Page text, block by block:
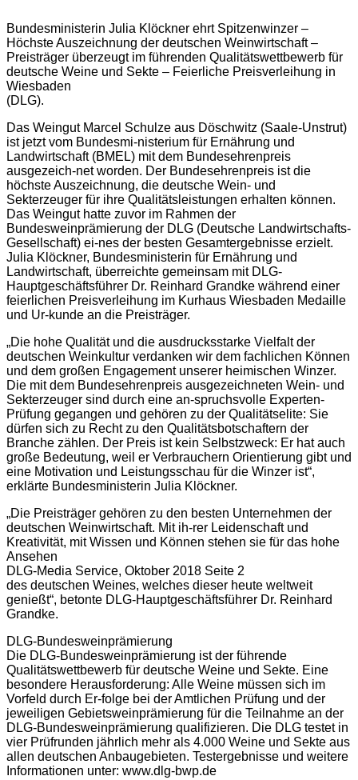
Bundesministerin Julia Klöckner ehrt Spitzenwinzer –
Höchste Auszeichnung der deutschen Weinwirtschaft –
Preisträger überzeugt im führenden Qualitätswettbewerb für
deutsche Weine und Sekte – Feierliche Preisverleihung in
Wiesbaden
(DLG).
Das Weingut Marcel Schulze aus Döschwitz (Saale-Unstrut)
ist jetzt vom Bundesmi-nisterium für Ernährung und
Landwirtschaft (BMEL) mit dem Bundesehrenpreis
ausgezeich-net worden. Der Bundesehrenpreis ist die
höchste Auszeichnung, die deutsche Wein- und
Sekterzeuger für ihre Qualitätsleistungen erhalten können.
Das Weingut hatte zuvor im Rahmen der
Bundesweinprämierung der DLG (Deutsche Landwirtschafts-
Gesellschaft) ei-nes der besten Gesamtergebnisse erzielt.
Julia Klöckner, Bundesministerin für Ernährung und
Landwirtschaft, überreichte gemeinsam mit DLG-
Hauptgeschäftsführer Dr. Reinhard Grandke während einer
feierlichen Preisverleihung im Kurhaus Wiesbaden Medaille
und Ur-kunde an die Preisträger.
„Die hohe Qualität und die ausdrucksstarke Vielfalt der
deutschen Weinkultur verdanken wir dem fachlichen Können
und dem großen Engagement unserer heimischen Winzer.
Die mit dem Bundesehrenpreis ausgezeichneten Wein- und
Sekterzeuger sind durch eine an-spruchsvolle Experten-
Prüfung gegangen und gehören zu der Qualitätselite: Sie
dürfen sich zu Recht zu den Qualitätsbotschaftern der
Branche zählen. Der Preis ist kein Selbstzweck: Er hat auch
große Bedeutung, weil er Verbrauchern Orientierung gibt und
eine Motivation und Leistungsschau für die Winzer ist“,
erklärte Bundesministerin Julia Klöckner.
„Die Preisträger gehören zu den besten Unternehmen der
deutschen Weinwirtschaft. Mit ih-rer Leidenschaft und
Kreativität, mit Wissen und Können stehen sie für das hohe
Ansehen
DLG-Media Service, Oktober 2018 Seite 2
des deutschen Weines, welches dieser heute weltweit
genießt“, betonte DLG-Hauptgeschäftsführer Dr. Reinhard
Grandke.
DLG-Bundesweinprämierung
Die DLG-Bundesweinprämierung ist der führende
Qualitätswettbewerb für deutsche Weine und Sekte. Eine
besondere Herausforderung: Alle Weine müssen sich im
Vorfeld durch Er-folge bei der Amtlichen Prüfung und der
jeweiligen Gebietsweinprämierung für die Teilnahme an der
DLG-Bundesweinprämierung qualifizieren. Die DLG testet in
vier Prüfrunden jährlich mehr als 4.000 Weine und Sekte aus
allen deutschen Anbaugebieten. Testergebnisse und weitere
Informationen unter: www.dlg-bwp.de